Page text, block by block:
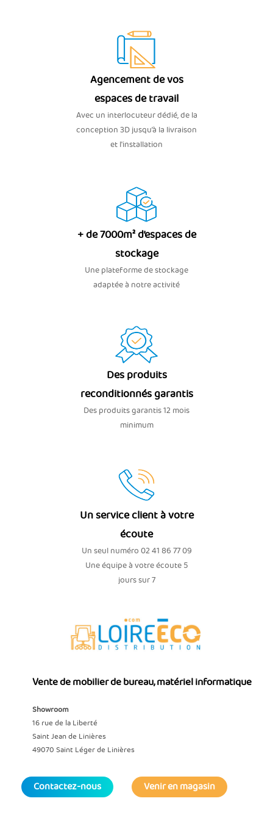
Agencement de vos
espaces de travail
Avec un interlocuteur dédié, de la
conception 3D jusqu’à la livraison
et l'installation
+ de 7000m² d’espaces de
stockage
Une plateforme de stockage
adaptée à notre activité
Des produits
reconditionnés garantis
Des produits garantis 12 mois
minimum
Un service client à votre
écoute
Un seul numéro 02 41 86 77 09
Une équipe à votre écoute 5
jours sur 7
Vente de mobilier de bureau, matériel informatique
Showroom
16 rue de la Liberté
Saint Jean de Linières
49070 Saint Léger de Linières
Contactez-nous Venir en magasin